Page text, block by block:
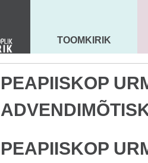
MAARJA KIRIK
TOOMKIRIK
PEAPIISKOP
PEAPIISKOP